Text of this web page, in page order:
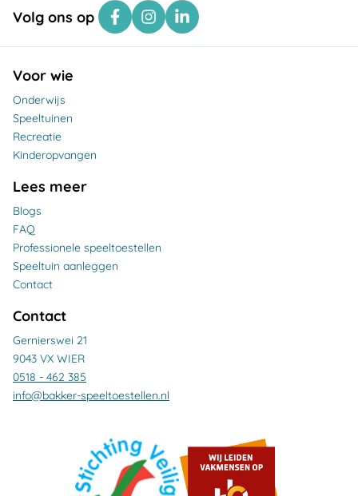
Volg ons op
Voor wie
Onderwijs
Speeltuinen
Recreatie
Kinderopvangen
Lees meer
Blogs
FAQ
Professionele speeltoestellen
Speeltuin aanleggen
Contact
Contact
Gernierswei 21
9043 VX WIER
0518 - 462 385
info@bakker-speeltoestellen.nl